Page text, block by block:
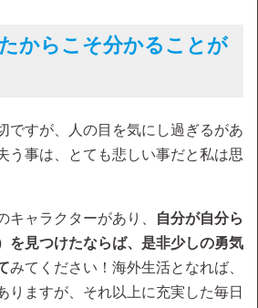
からこそ分かることが
ですが、人の目を気にし過ぎるがあ
う事は、とても悲しい事だと私は思
キャラクターがあり、
自分が自分ら
を見つけたならば、是非少しの勇気
みてください！海外生活となれば、
りますが、それ以上に充実した毎日